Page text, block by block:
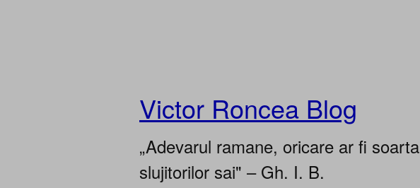
Victor Roncea Blog
„Adevarul ramane, oricare ar fi soarta
slujitorilor sai" – Gh. I. B.